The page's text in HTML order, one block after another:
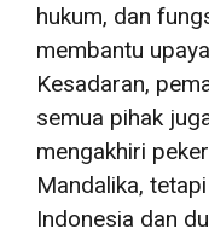
hukum, dan
membantu
Kesadaran,
semua pihak
mengakhiri
Mandalika,
Indonesia dan